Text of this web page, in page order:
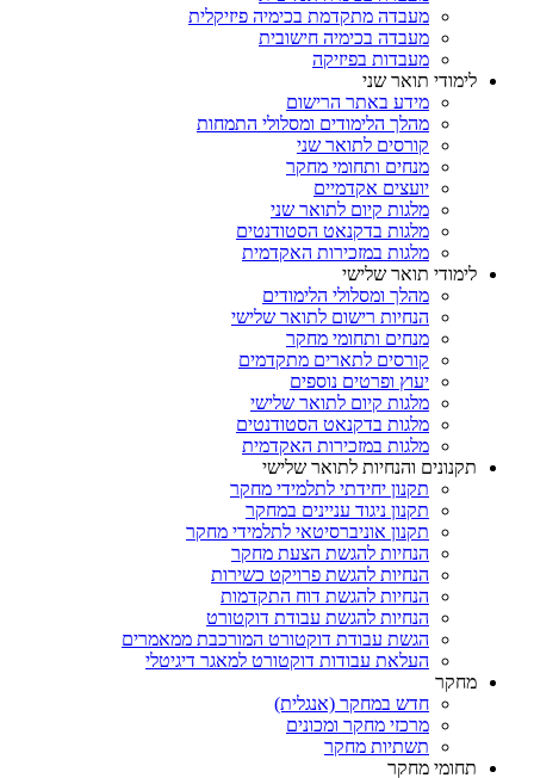
מעבדה מתקדמת בכימיה פיזיקלית
מעבדה בכימיה חישובית
מעבדות בפיזיקה
לימודי תואר שני
מידע באתר הרישום
מהלך הלימודים ומסלולי התמחות
קורסים לתואר שני
מנחים ותחומי מחקר
יועצים אקדמיים
מלגות קיום לתואר שני
מלגות בדקנאט הסטודנטים
מלגות במזכירות האקדמית
לימודי תואר שלישי
מהלך ומסלולי הלימודים
הנחיות רישום לתואר שלישי
מנחים ותחומי מחקר
קורסים לתארים מתקדמים
יעוץ ופרטים נוספים
מלגות קיום לתואר שלישי
מלגות בדקנאט הסטודנטים
מלגות במזכירות האקדמית
תקנונים והנחיות לתואר שלישי
תקנון יחידתי לתלמידי מחקר
תקנון ניגוד עניינים במחקר
תקנון אוניברסיטאי לתלמידי מחקר
הנחיות להגשת הצעת מחקר
הנחיות להגשת פרויקט כשירות
הנחיות להגשת דוח התקדמות
הנחיות להגשת עבודת דוקטורט
הגשת עבודת דוקטורט המורכבת ממאמרים
העלאת עבודות דוקטורט למאגר דיגיטלי
מחקר
חדש במחקר (אנגלית)
מרכזי מחקר ומכונים
תשתיות מחקר
תחומי מחקר